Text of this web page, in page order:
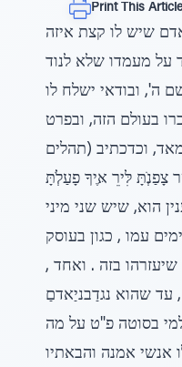
Print This Article
שיש לו קצת איזה
על מעמדו שלא לנוד
ה', ובודאי ישלח לו
בעולם הזה, ובפרט
וכדכתיב (תהלים
צָפַנְׂתָּ לִּירֵ אֶּיךָ פָעַלְׂתָּ
הוא, שיש שני מיני
עמו , כגון בעוסק
בזה . ואחד ,
עד שהוא נגדַבניַאדםַ
בסוטה פ"ט על מה
אמנה והבאתיו